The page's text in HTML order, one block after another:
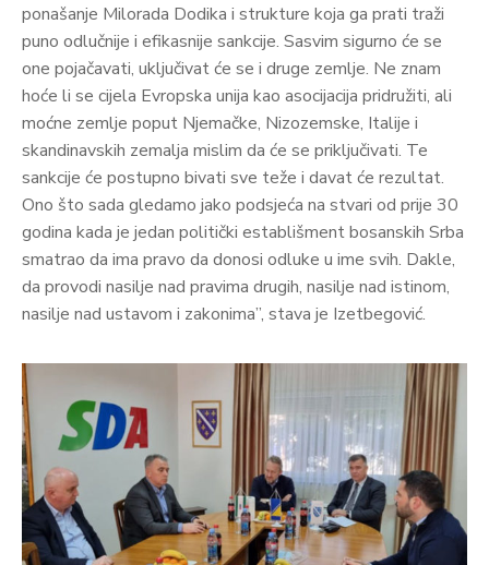
ponašanje Milorada Dodika i strukture koja ga prati traži
puno odlučnije i efikasnije sankcije. Sasvim sigurno će se
one pojačavati, uključivat će se i druge zemlje. Ne znam
hoće li se cijela Evropska unija kao asocijacija pridružiti, ali
moćne zemlje poput Njemačke, Nizozemske, Italije i
skandinavskih zemalja mislim da će se priključivati. Te
sankcije će postupno bivati sve teže i davat će rezultat.
Ono što sada gledamo jako podsjeća na stvari od prije 30
godina kada je jedan politički establišment bosanskih Srba
smatrao da ima pravo da donosi odluke u ime svih. Dakle,
da provodi nasilje nad pravima drugih, nasilje nad istinom,
nasilje nad ustavom i zakonima”, stava je Izetbegović.